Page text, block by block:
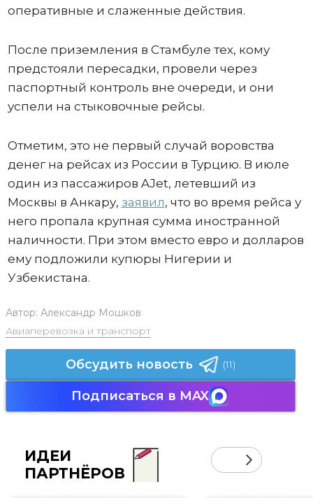
оперативные и слаженные действия.
После приземления в Стамбуле тех, кому
предстояли пересадки, провели через
паспортный контроль вне очереди, и они
успели на стыковочные рейсы.
Отметим, это не первый случай воровства
денег на рейсах из России в Турцию. В июле
один из пассажиров AJet, летевший из
Москвы в Анкару, заявил, что во время рейса у
него пропала крупная сумма иностранной
наличности. При этом вместо евро и долларов
ему подложили купюры Нигерии и
Узбекистана.
Автор: Александр Мошков
Авиаперевозка и транспорт
Обсудить новость (11)
Подписаться в MAX
ИДЕИ
ПАРТНЁРОВ